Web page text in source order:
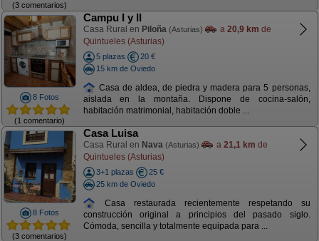
(3 comentarios)
8 Fotos
(1 comentario)
Campu I y II
Casa Rural en Piloña (Asturias) a 20,9 km de
Quintueles (Asturias)
5 plazas
20 €
15 km de Oviedo
Casa de aldea, de piedra y madera para 5 personas,
aislada en la montaña. Dispone de cocina-salón,
habitación matrimonial, habitación doble ...
8 Fotos
(3 comentarios)
Casa Luisa
Casa Rural en Nava (Asturias) a 21,1 km de
Quintueles (Asturias)
3+1 plazas
25 €
25 km de Oviedo
Casa restaurada recientemente respetando su
construcción original a principios del pasado siglo.
Cómoda, sencilla y totalmente equipada para ...